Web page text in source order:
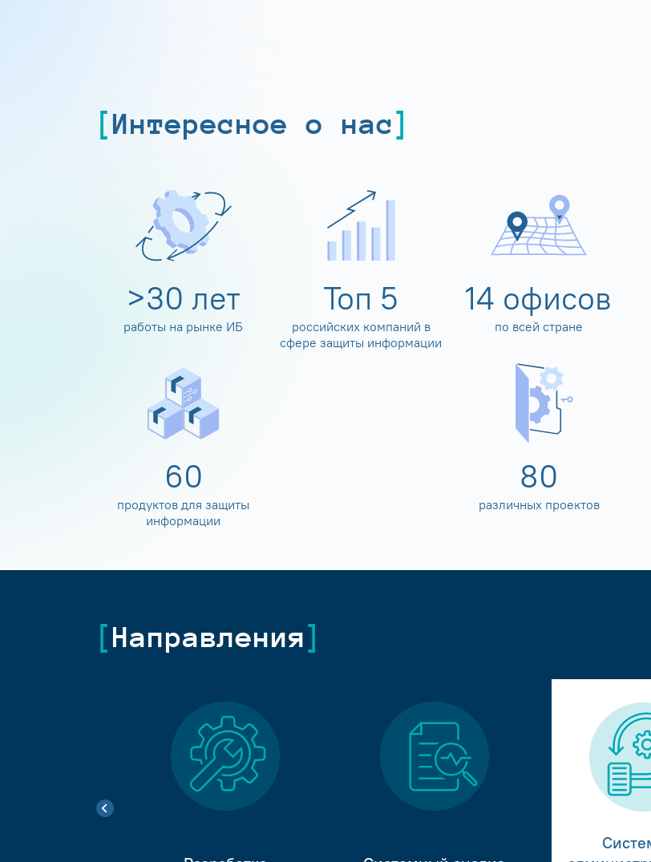
Интересное о нас
>30 лет
работы на рынке ИБ
Топ 5
российских компаний в
сфере защиты информации
14 офисов
по всей стране
60
продуктов для защиты
информации
80
различных проектов
Направления